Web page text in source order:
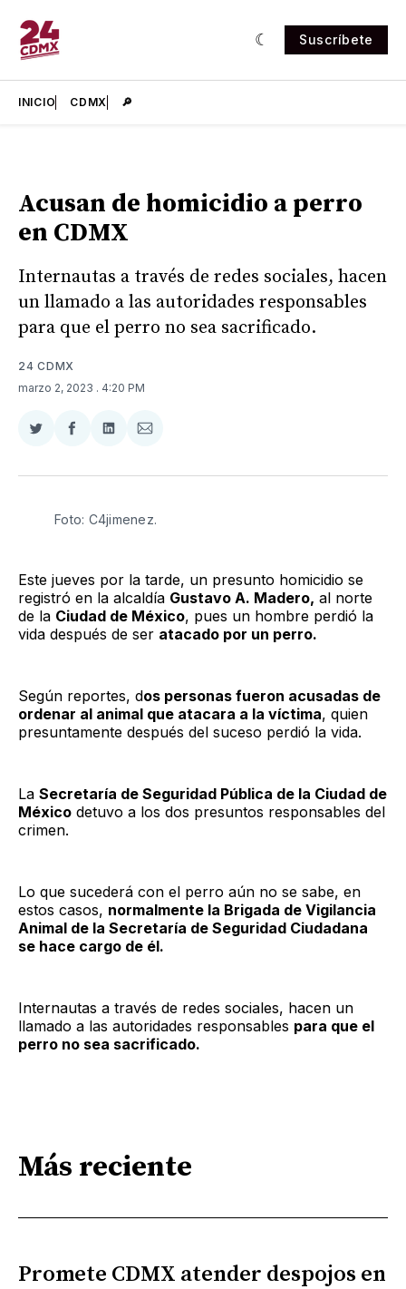
Suscríbete
INICIO CDMX 🔎
Acusan de homicidio a perro
en CDMX
Internautas a través de redes sociales, hacen
un llamado a las autoridades responsables
para que el perro no sea sacrificado.
24 CDMX
marzo 2, 2023 . 4:20 PM
Compartir
Twitter
Compartir
Facebook
Compartir
LinkedIn
Compartir
Email
Foto: C4jimenez.
Este jueves por la tarde, un presunto homicidio se
registró en la alcaldía Gustavo A. Madero, al norte
de la Ciudad de México, pues un hombre perdió la
vida después de ser atacado por un perro.
Según reportes, dos personas fueron acusadas de
ordenar al animal que atacara a la víctima, quien
presuntamente después del suceso perdió la vida.
La Secretaría de Seguridad Pública de la Ciudad de
México detuvo a los dos presuntos responsables del
crimen.
Lo que sucederá con el perro aún no se sabe, en
estos casos, normalmente la Brigada de Vigilancia
Animal de la Secretaría de Seguridad Ciudadana
se hace cargo de él.
Internautas a través de redes sociales, hacen un
llamado a las autoridades responsables para que el
perro no sea sacrificado.
Más reciente
Promete CDMX atender despojos en